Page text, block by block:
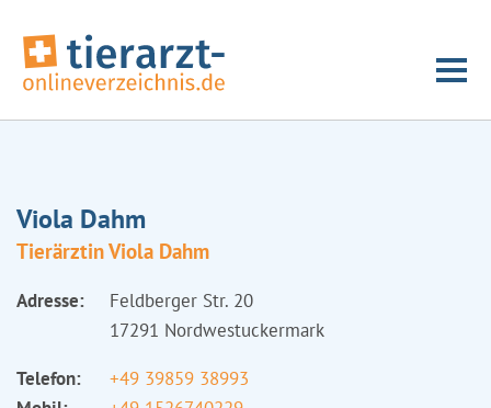
Viola Dahm
Tierärztin Viola Dahm
Adresse:
Feldberger Str. 20
17291 Nordwestuckermark
Telefon:
+49 39859 38993